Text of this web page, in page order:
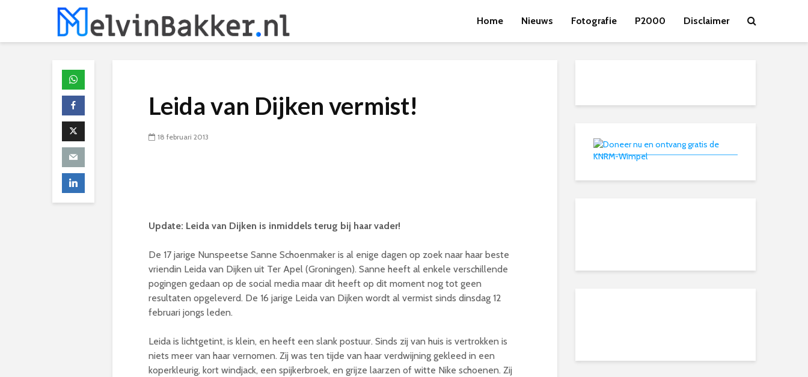
Home Nieuws Fotografie P2000 Disclaimer
Leida van Dijken vermist!
18 februari 2013
Update: Leida van Dijken is inmiddels terug bij haar vader!
De 17 jarige Nunspeetse Sanne Schoenmaker is al enige dagen op zoek naar haar beste
vriendin Leida van Dijken uit Ter Apel (Groningen). Sanne heeft al enkele verschillende
pogingen gedaan op de social media maar dit heeft op dit moment nog tot geen
resultaten opgeleverd. De 16 jarige Leida van Dijken wordt al vermist sinds dinsdag 12
februari jongs leden.
Leida is lichtgetint, is klein, en heeft een slank postuur. Sinds zij van huis is vertrokken is
niets meer van haar vernomen. Zij was ten tijde van haar verdwijning gekleed in een
koperkleurig, kort windjack, een spijkerbroek, en grijze laarzen of witte Nike schoenen. Zij